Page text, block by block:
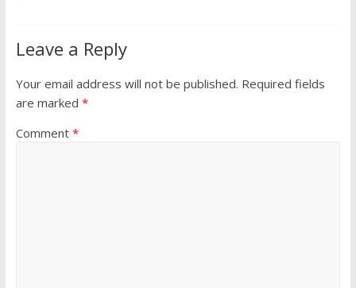
Leave a Reply
Your email address will not be published. Required fields
are marked *
Comment *